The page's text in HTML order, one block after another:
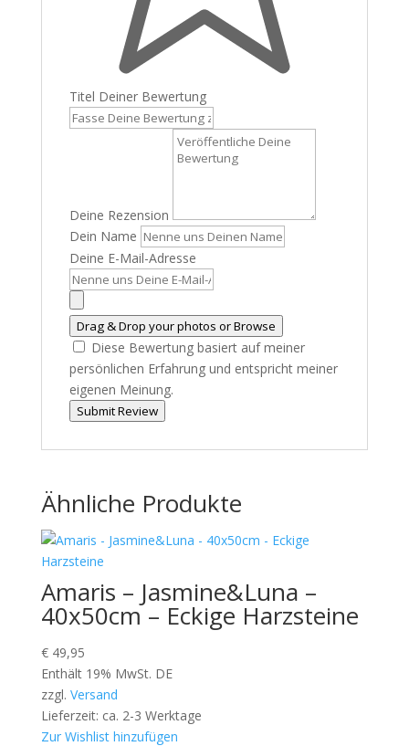
Titel Deiner Bewertung
Deine Rezension
Dein Name
Deine E-Mail-Adresse
Drag & Drop your photos orBrowse
Diese Bewertung basiert auf meiner
persönlichen Erfahrung und entspricht meiner
eigenen Meinung.
Submit Review
Ähnliche Produkte
Amaris – Jasmine&Luna –
40x50cm – Eckige Harzsteine
€49,95
Enthält 19% MwSt. DE
zzgl. Versand
Lieferzeit: ca. 2-3 Werktage
Zur Wishlist hinzufügen